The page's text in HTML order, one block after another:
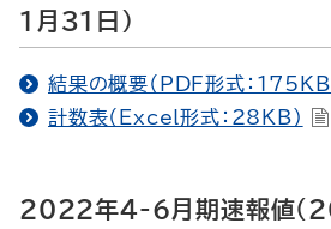
1月31日）
結果の概要（PDF形式：175KB
計数表（Excel形式：28KB）
2022年4-6月期速報値（